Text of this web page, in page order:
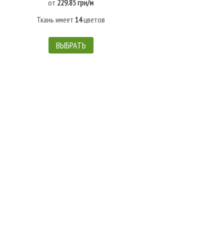
от 229.85 грн/м
Ткань имеет14цветов
ВЫБРАТЬ